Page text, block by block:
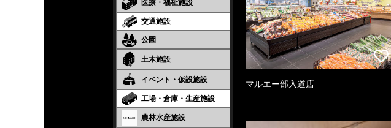
医療・福祉施設
交通施設
公園
土木施設
イベント・仮設施設
工場・倉庫・生産施設
農林水産施設
マルエー部入道店